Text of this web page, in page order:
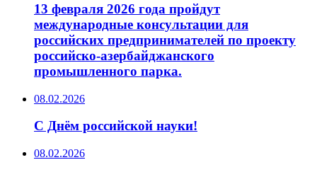
13 февраля 2026 года пройдут
международные консультации для
российских предпринимателей по проекту
российско-азербайджанского
промышленного парка.
08.02.2026
С Днём российской науки!
08.02.2026